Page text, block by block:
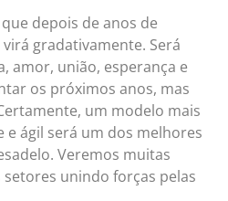
depois de anos de
gradativamente. Será
amor, união, esperança e
os próximos anos, mas
um modelo mais
ágil será um dos melhores
Veremos muitas
unindo forças pelas